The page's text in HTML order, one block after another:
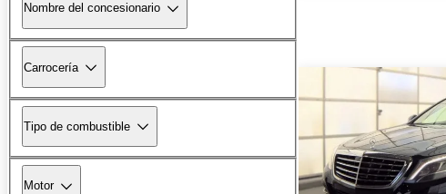
Nombre del concesionario
Carrocería
Tipo de combustible
Motor